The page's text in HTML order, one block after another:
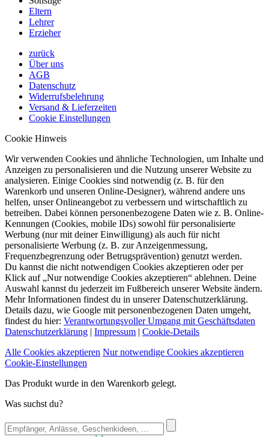
Eltern
Lehrer
Erzieher
zurück
Über uns
AGB
Datenschutz
Widerrufsbelehrung
Versand & Lieferzeiten
Cookie Einstellungen
Cookie Hinweis
Wir verwenden Cookies und ähnliche Technologien, um Inhalte und
Anzeigen zu personalisieren und die Nutzung unserer Website zu
analysieren. Einige Cookies sind notwendig (z. B. für den
Warenkorb und unseren Online-Designer), während andere uns
helfen, unser Onlineangebot zu verbessern und wirtschaftlich zu
betreiben. Dabei können personenbezogene Daten wie z. B. Online-
Kennungen (Cookies, mobile IDs) sowohl für personalisierte
Werbung (nur mit deiner Einwilligung) als auch für nicht
personalisierte Werbung (z. B. zur Anzeigenmessung,
Frequenzbegrenzung oder Betrugsprävention) genutzt werden.
Du kannst die nicht notwendigen Cookies akzeptieren oder per
Klick auf „Nur notwendige Cookies akzeptieren“ ablehnen. Deine
Auswahl kannst du jederzeit im Fußbereich unserer Website ändern.
Mehr Informationen findest du in unserer Datenschutzerklärung.
Details dazu, wie Google mit personenbezogenen Daten umgeht,
findest du hier: Verantwortungsvoller Umgang mit Geschäftsdaten
Datenschutzerklärung | Impressum | Cookie-Details
Alle Cookies akzeptieren Nur notwendige Cookies akzeptieren
Cookie-Einstellungen
Das Produkt wurde in den Warenkorb gelegt.
Was suchst du?